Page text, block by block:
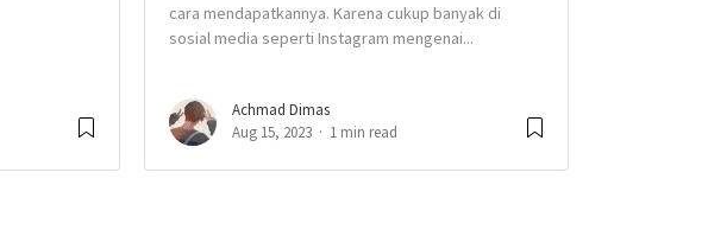
cara mendapatkannya. Karena cukup banyak di
sosial media seperti Instagram mengenai...
Achmad Dimas
Aug 15, 2023
1 min read